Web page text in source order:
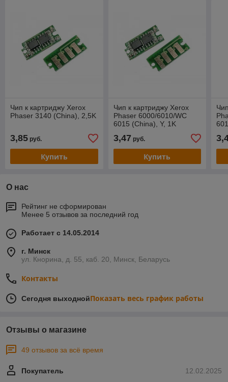
Чип к картриджу Xerox
Phaser 3140 (China), 2,5K
3,85 руб.
Купить
Чип к картриджу Xerox
Phaser 6000/6010/WC
6015 (China), Y, 1K
3,47 руб.
Купить
О нас
Рейтинг не сформирован
Менее 5 отзывов за последний год
Работает с 14.05.2014
г. Минск
ул. Кнорина, д. 55, каб. 20, Минск, Беларусь
Контакты
Сегодня выходнойПоказать весь график работы
Отзывы о магазине
49 отзывов за всё время
12.02.2025
Покупатель